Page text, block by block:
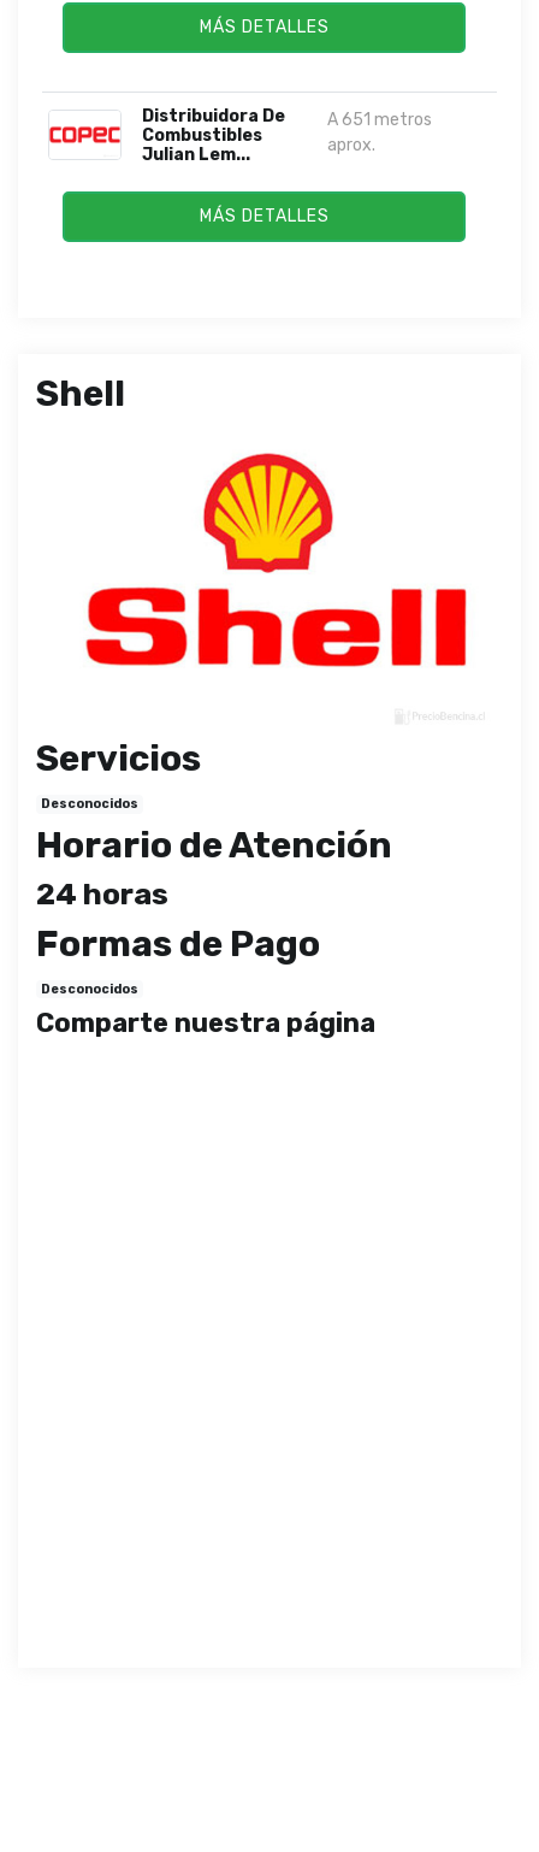
MÁS DETALLES
Distribuidora De
Combustibles
Julian Lem...
A 651 metros
aprox.
MÁS DETALLES
Shell
Servicios
Desconocidos
Horario de Atención
24 horas
Formas de Pago
Desconocidos
Comparte nuestra página